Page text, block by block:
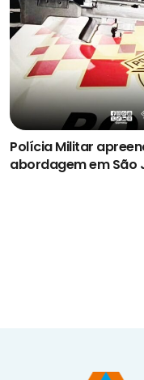
Polícia Militar
abordagem em São